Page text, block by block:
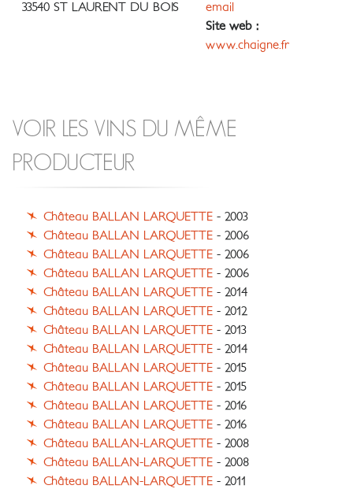
33540 ST LAURENT DU BOIS
email
Site web :
www.chaigne.fr
VOIR LES VINS DU MÊME
PRODUCTEUR
Château BALLAN LARQUETTE - 2003
Château BALLAN LARQUETTE - 2006
Château BALLAN LARQUETTE - 2006
Château BALLAN LARQUETTE - 2006
Château BALLAN LARQUETTE - 2014
Château BALLAN LARQUETTE - 2012
Château BALLAN LARQUETTE - 2013
Château BALLAN LARQUETTE - 2014
Château BALLAN LARQUETTE - 2015
Château BALLAN LARQUETTE - 2015
Château BALLAN LARQUETTE - 2016
Château BALLAN LARQUETTE - 2016
Château BALLAN-LARQUETTE - 2008
Château BALLAN-LARQUETTE - 2008
Château BALLAN-LARQUETTE - 2011